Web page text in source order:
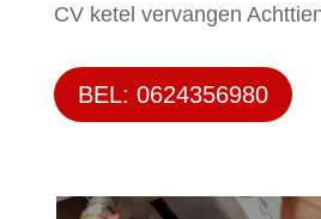
CV ketel vervangen
BEL: 0624356980